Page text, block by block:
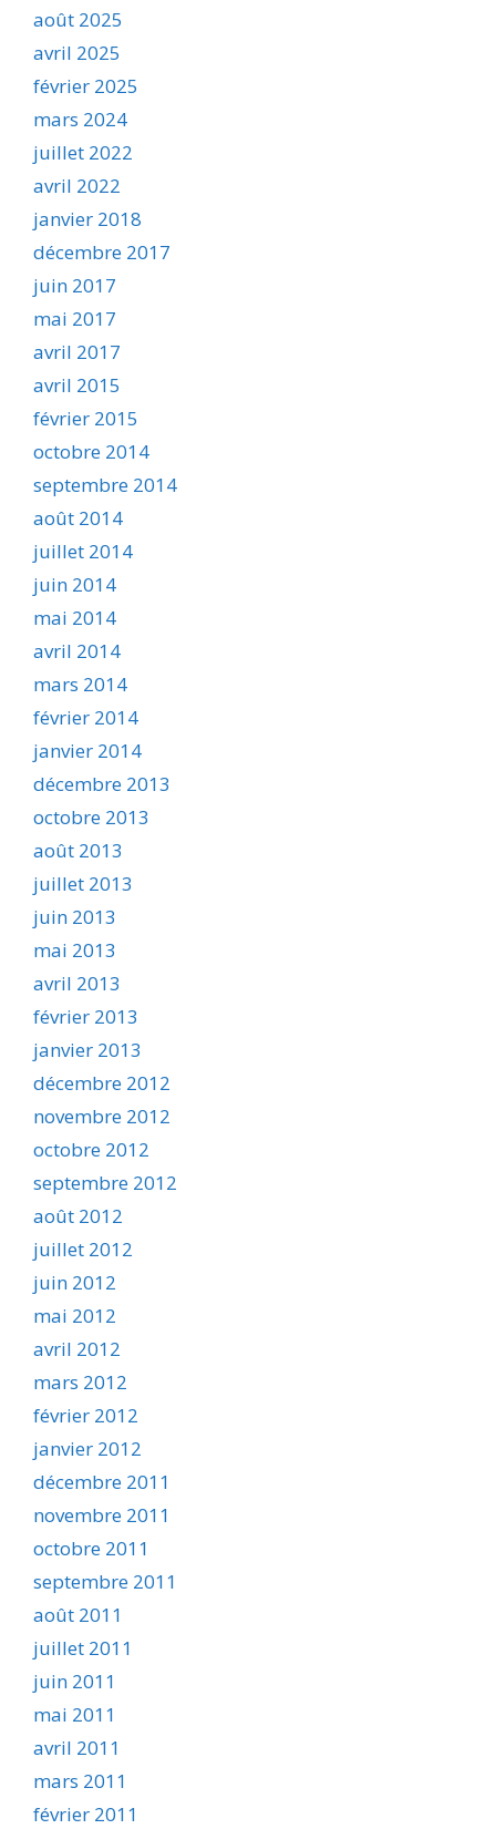
août 2025
avril 2025
février 2025
mars 2024
juillet 2022
avril 2022
janvier 2018
décembre 2017
juin 2017
mai 2017
avril 2017
avril 2015
février 2015
octobre 2014
septembre 2014
août 2014
juillet 2014
juin 2014
mai 2014
avril 2014
mars 2014
février 2014
janvier 2014
décembre 2013
octobre 2013
août 2013
juillet 2013
juin 2013
mai 2013
avril 2013
février 2013
janvier 2013
décembre 2012
novembre 2012
octobre 2012
septembre 2012
août 2012
juillet 2012
juin 2012
mai 2012
avril 2012
mars 2012
février 2012
janvier 2012
décembre 2011
novembre 2011
octobre 2011
septembre 2011
août 2011
juillet 2011
juin 2011
mai 2011
avril 2011
mars 2011
février 2011